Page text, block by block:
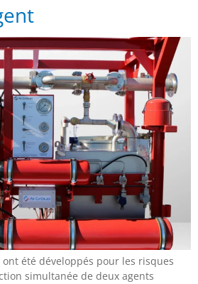
été développés pour les risques
simultanée de deux agents